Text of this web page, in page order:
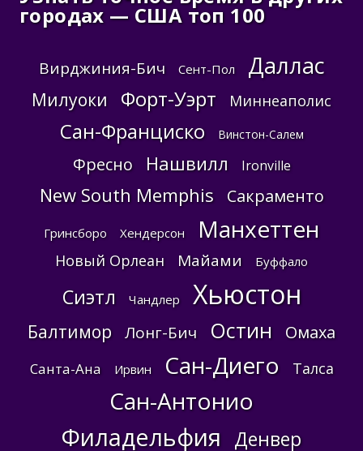
городах — США топ 100
Вирджиния-Бич Сент-Пол Даллас
Милуоки Форт-Уэрт Миннеаполис
Сан-Франциско Винстон-Салем
Фресно Нашвилл Ironville
New South Memphis Сакраменто
Гринсборо Хендерсон Манхеттен
Новый Орлеан Майами Буффало
Сиэтл Чандлер Хьюстон
Балтимор Лонг-Бич Остин Омаха
Санта-Ана Ирвин Сан-Диего Талса
Сан-Антонио
Филадельфия Денвер